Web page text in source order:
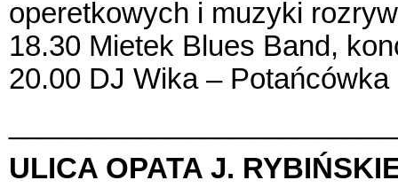
operetkowych i muzyki
18.30 Mietek Blues Band,
20.00 DJ Wika –
ULICA OPATA J.